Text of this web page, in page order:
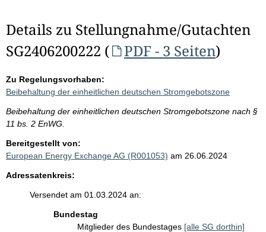
Details zu Stellungnahme/Gutachten
SG2406200222 (
PDF - 3 Seiten)
Zu Regelungsvorhaben:
Beibehaltung der einheitlichen deutschen Stromgebotszone
Beibehaltung der einheitlichen deutschen Stromgebotszone nach §
11 bs. 2 EnWG.
Bereitgestellt von:
European Energy Exchange AG (R001053) am 26.06.2024
Adressatenkreis:
Versendet am 01.03.2024 an:
Bundestag
Mitglieder des Bundestages [alle SG dorthin]